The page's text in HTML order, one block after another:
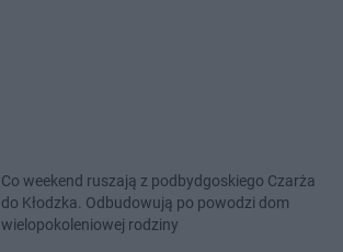
Co weekend ruszają z podbydgoskiego Czarża
do Kłodzka. Odbudowują po powodzi dom
wielopokoleniowej rodziny